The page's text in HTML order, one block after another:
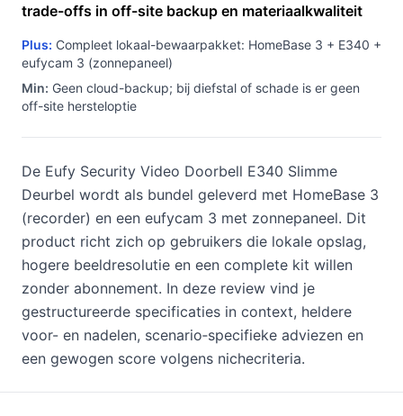
trade-offs in off-site backup en materiaalkwaliteit
Plus: Compleet lokaal-bewaarpakket: HomeBase 3 + E340 +
eufycam 3 (zonnepaneel)
Min: Geen cloud-backup; bij diefstal of schade is er geen
off-site hersteloptie
De Eufy Security Video Doorbell E340 Slimme
Deurbel wordt als bundel geleverd met HomeBase 3
(recorder) en een eufycam 3 met zonnepaneel. Dit
product richt zich op gebruikers die lokale opslag,
hogere beeldresolutie en een complete kit willen
zonder abonnement. In deze review vind je
gestructureerde specificaties in context, heldere
voor- en nadelen, scenario‑specifieke adviezen en
een gewogen score volgens nichecriteria.